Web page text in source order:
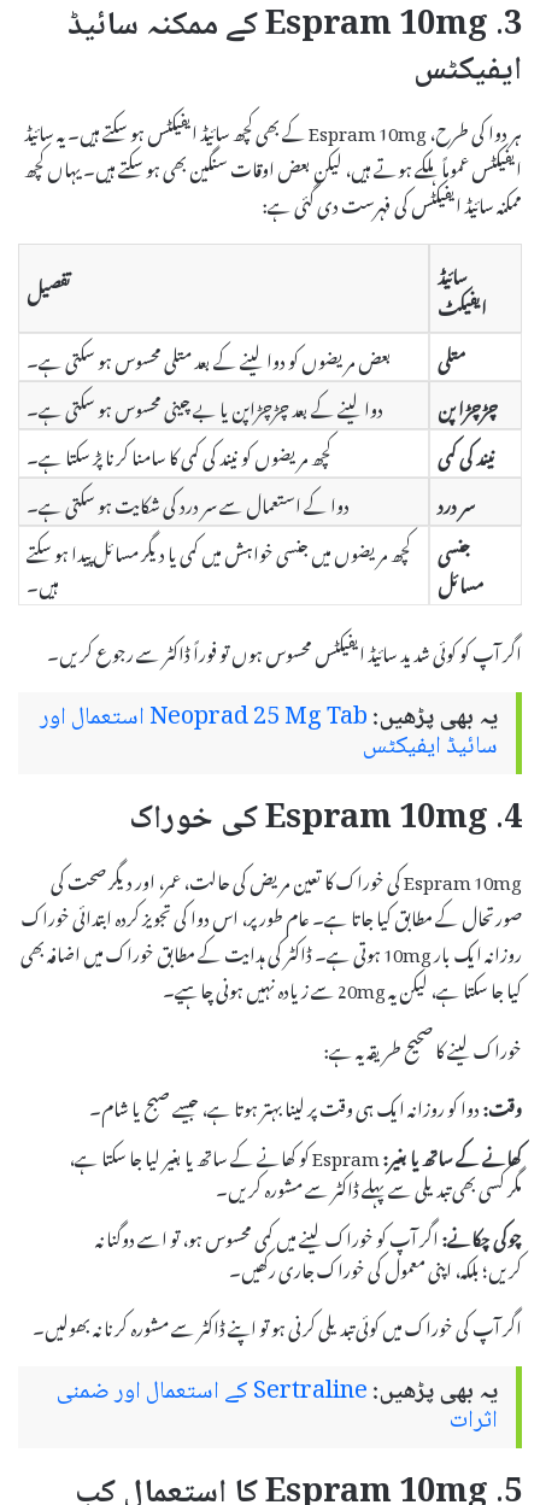
3. Espram 10mg کے ممکنہ سائیڈ
ایفیکٹس
ہر دوا کی طرح، Espram 10mg کے بھی کچھ سائیڈ ایفیکٹس ہو سکتے ہیں۔ یہ سائیڈ
ایفیکٹس عموماً ہلکے ہوتے ہیں، لیکن بعض اوقات سنگین بھی ہو سکتے ہیں۔ یہاں کچھ
ممکنہ سائیڈ ایفیکٹس کی فہرست دی گئی ہے:
سائیڈ
ایفیکٹ
تفصیل
متلی
بعض مریضوں کو دوا لینے کے بعد متلی محسوس ہو سکتی ہے۔
چڑچڑا پن
دوا لینے کے بعد چڑچڑاپن یا بے چینی محسوس ہو سکتی ہے۔
نیند کی کمی
کچھ مریضوں کو نیند کی کمی کا سامنا کرنا پڑ سکتا ہے۔
سر درد
دوا کے استعمال سے سر درد کی شکایت ہو سکتی ہے۔
جنسی
مسائل
کچھ مریضوں میں جنسی خواہش میں کمی یا دیگر مسائل پیدا ہو سکتے
ہیں۔
اگر آپ کو کوئی شدید سائیڈ ایفیکٹس محسوس ہوں تو فوراً ڈاکٹر سے رجوع کریں۔
یہ بھی پڑھیں: Neoprad 25 Mg Tab استعمال اور
سائیڈ ایفیکٹس
4. Espram 10mg کی خوراک
Espram 10mg کی خوراک کا تعین مریض کی حالت، عمر، اور دیگر صحت کی
صورتحال کے مطابق کیا جاتا ہے۔ عام طور پر، اس دوا کی تجویز کردہ ابتدائی خوراک
روزانہ ایک بار 10mg ہوتی ہے۔ ڈاکٹر کی ہدایت کے مطابق خوراک میں اضافہ بھی
کیا جا سکتا ہے، لیکن یہ 20mg سے زیادہ نہیں ہونی چاہیے۔
خوراک لینے کا صحیح طریقہ یہ ہے:
وقت:دوا کو روزانہ ایک ہی وقت پر لینا بہتر ہوتا ہے، جیسے صبح یا شام۔
کھانے کے ساتھ یا بغیر:
Espram کو کھانے کے ساتھ یا بغیر لیا جا سکتا ہے،
مگر کسی بھی تبدیلی سے پہلے ڈاکٹر سے مشورہ کریں۔
چوکی چکانے:اگر آپ کو خوراک لینے میں کمی محسوس ہو، تو اسے دوگنا نہ
کریں؛ بلکہ، اپنی معمول کی خوراک جاری رکھیں۔
اگر آپ کی خوراک میں کوئی تبدیلی کرنی ہو تو اپنے ڈاکٹر سے مشورہ کرنا نہ بھولیں۔
یہ بھی پڑھیں: Sertraline کے استعمال اور ضمنی
اثرات
5. Espram 10mg کا استعمال کب